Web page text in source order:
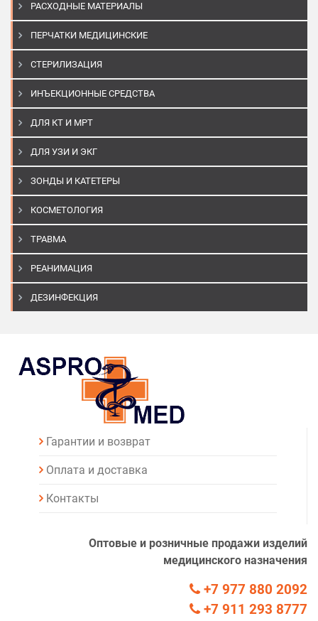
РАСХОДНЫЕ МАТЕРИАЛЫ
ПЕРЧАТКИ МЕДИЦИНСКИЕ
СТЕРИЛИЗАЦИЯ
ИНЪЕКЦИОННЫЕ СРЕДСТВА
ДЛЯ КТ И МРТ
ДЛЯ УЗИ И ЭКГ
ЗОНДЫ И КАТЕТЕРЫ
КОСМЕТОЛОГИЯ
ТРАВМА
РЕАНИМАЦИЯ
ДЕЗИНФЕКЦИЯ
Гарантии и возврат
Оплата и доставка
Контакты
Оптовые и розничные продажи изделий
медицинского назначения
+7 977 880 2092
+7 911 293 8777